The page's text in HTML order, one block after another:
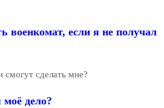
военкомат, если я не получал
сделать мне?
моё дело?